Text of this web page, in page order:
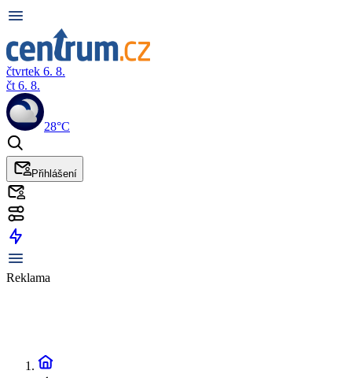
čtvrtek 6. 8.
čt 6. 8.
28°C
Přihlášení
Reklama